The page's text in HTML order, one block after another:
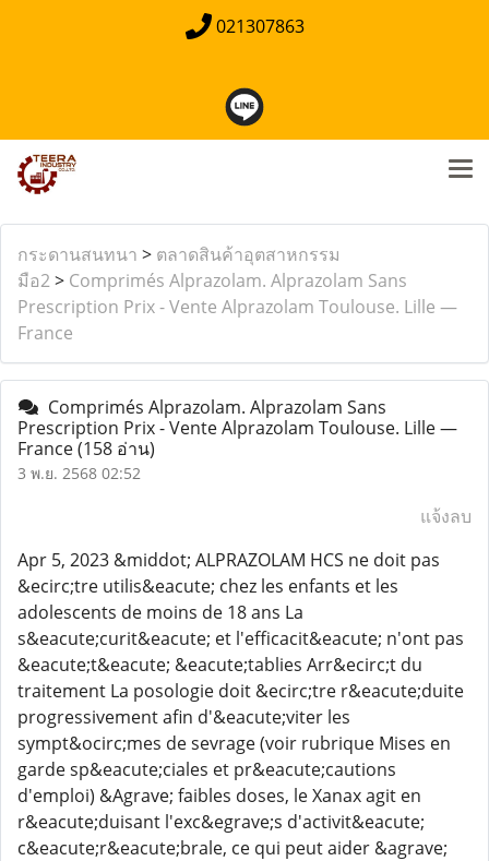
021307863
กระดานสนทนา > ตลาดสินค้าอุตสาหกรรม
มือ2> Comprimés Alprazolam. Alprazolam Sans
Prescription Prix - Vente Alprazolam Toulouse. Lille —
France
Comprimés Alprazolam. Alprazolam Sans
Prescription Prix - Vente Alprazolam Toulouse. Lille —
France(158 อ่าน)
3 พ.ย. 2568 02:52
แจ้งลบ
Apr 5, 2023 &middot; ALPRAZOLAM HCS ne doit pas
&ecirc;tre utilis&eacute; chez les enfants et les
adolescents de moins de 18 ans La
s&eacute;curit&eacute; et l'efficacit&eacute; n'ont pas
&eacute;t&eacute; &eacute;tablies Arr&ecirc;t du
traitement La posologie doit &ecirc;tre r&eacute;duite
progressivement afin d'&eacute;viter les
sympt&ocirc;mes de sevrage (voir rubrique Mises en
garde sp&eacute;ciales et pr&eacute;cautions
d'emploi) &Agrave; faibles doses, le Xanax agit en
r&eacute;duisant l'exc&egrave;s d'activit&eacute;
c&eacute;r&eacute;brale, ce qui peut aider &agrave;